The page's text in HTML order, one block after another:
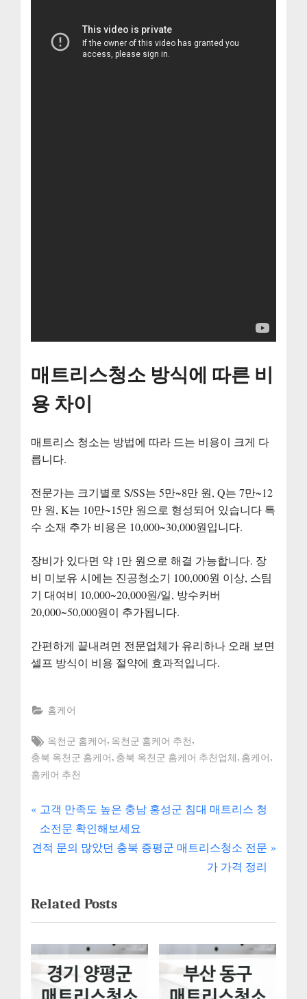
매트리스청소 방식에 따른 비
용 차이
매트리스 청소는 방법에 따라 드는 비용이 크게 다
릅니다.
전문가는 크기별로 S/SS는 5만~8만 원, Q는 7만~12
만 원, K는 10만~15만 원으로 형성되어 있습니다 특
수 소재 추가 비용은 10,000~30,000원입니다.
장비가 있다면 약 1만 원으로 해결 가능합니다. 장
비 미보유 시에는 진공청소기 100,000원 이상, 스팀
기 대여비 10,000~20,000원/일, 방수커버
20,000~50,000원이 추가됩니다.
간편하게 끝내려면 전문업체가 유리하나 오래 보면
셀프 방식이 비용 절약에 효과적입니다.
홈케어
Tags:
옥천군 홈케어, 옥천군 홈케어 추천,
충북 옥천군 홈케어, 충북 옥천군 홈케어 추천업체, 홈케어,
홈케어 추천
글
내
게
이
션
P
r
e
o
u
s
고객 만족도 높은 충남 홍성군 침대 매트리스 청
소전문 확인해보세요
N
t
P
o
s
견적 문의 많았던 충북 증평군 매트리스청소 전문
가 가격 정리
Related Posts